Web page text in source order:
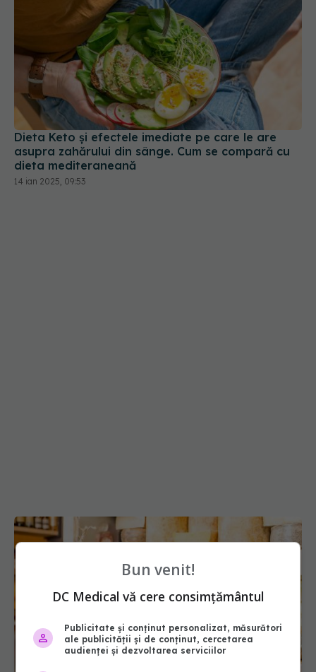
Dieta Keto și efectele imediate pe care le are
asupra zahărului din sânge. Cum se compară cu
dieta mediteraneană
14 ian 2025, 09:53
Bun venit!
DC Medical vă cere consimțământul
Publicitate și conținut personalizat, măsurători
ale publicității și de conținut, cercetarea
audienței și dezvoltarea serviciilor